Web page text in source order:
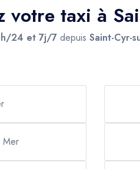
votre taxi à
24 et 7j/7depuis Saint-Cyr-
Mer